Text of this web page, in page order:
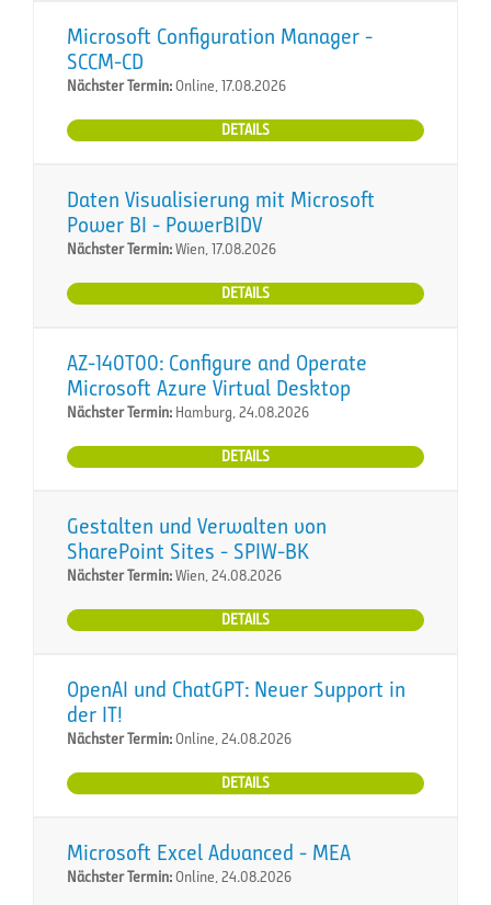
Microsoft Configuration Manager -
SCCM-CD
Nächster Termin:Online, 17.08.2026
DETAILS
Daten Visualisierung mit Microsoft
Power BI - PowerBIDV
Nächster Termin:Wien, 17.08.2026
DETAILS
AZ-140T00: Configure and Operate
Microsoft Azure Virtual Desktop
Nächster Termin: Hamburg, 24.08.2026
DETAILS
Gestalten und Verwalten von
SharePoint Sites - SPIW-BK
Nächster Termin:Wien, 24.08.2026
DETAILS
OpenAI und ChatGPT: Neuer Support in
der IT!
Nächster Termin:Online, 24.08.2026
DETAILS
Microsoft Excel Advanced - MEA
Nächster Termin:Online, 24.08.2026